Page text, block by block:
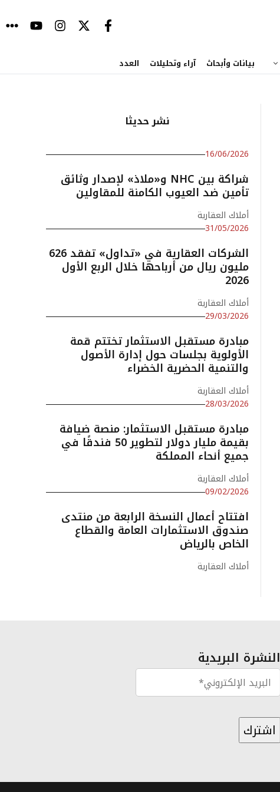
بيانات وأبحاث آراء وتحليلات العدد
نشر حديثا
16/06/2026
شراكة بين NHC و«ملاذ» لإصدار وثائق
تأمين ضد العيوب الكامنة للمقاولين
أملاك العقارية
31/05/2026
الشركات العقارية في «تداول» تفقد 626
مليون ريال من أرباحها خلال الربع الأول
2026
أملاك العقارية
29/03/2026
مبادرة مستقبل الاستثمار تختتم قمة
الأولوية بجلسات حول إدارة الأصول
والتنمية الحضرية الخضراء
أملاك العقارية
28/03/2026
مبادرة مستقبل الاستثمار: منصة ضيافة
بقيمة مليار دولار لتطوير 50 فندقًا في
جميع أنحاء المملكة
أملاك العقارية
09/02/2026
افتتاح أعمال النسخة الرابعة من منتدى
صندوق الاستثمارات العامة والقطاع
الخاص بالرياض
أملاك العقارية
النشرة البريدية